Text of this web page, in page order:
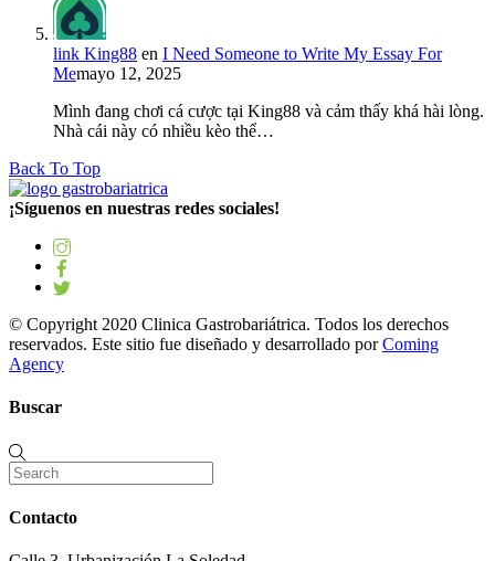
link King88 en I Need Someone to Write My Essay For
Memayo 12, 2025
Mình đang chơi cá cược tại King88 và cảm thấy khá hài lòng.
Nhà cái này có nhiều kèo thể…
Back To Top
¡Síguenos en nuestras redes sociales!
© Copyright 2020 Clinica Gastrobariátrica. Todos los derechos
reservados. Este sitio fue diseñado y desarrollado porComing
Agency
Buscar
Contacto